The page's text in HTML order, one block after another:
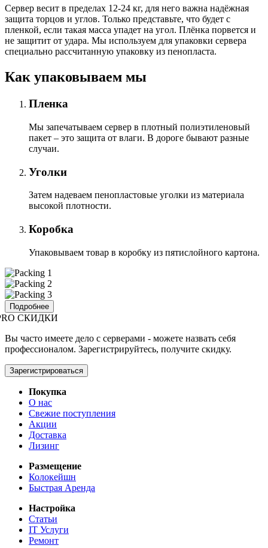
Сервер весит в пределах 12-24 кг, для него важна надёжная
защита торцов и углов. Только представьте, что будет с
пленкой, если такая масса упадет на угол. Плёнка порвется и
не защитит от удара. Мы используем для упаковки сервера
специально расcчитанную упаковку из пенопласта.
Как упаковываем мы
Пленка
Мы запечатываем сервер в плотный полиэтиленовый
пакет – это защита от влаги. В дороге бывают разные
случаи.
Уголки
Затем надеваем пенопластовые уголки из материала
высокой плотности.
Коробка
Упаковываем товар в коробку из пятислойного картона.
Подробнее
СКИДКИ
Вы часто имеете дело с серверами - можете назвать себя
профессионалом. Зарегистрируйтесь, получите скидку.
Зарегистрироваться
Покупка
О нас
Свежие поступления
Акции
Доставка
Лизинг
Размещение
Колокейшн
Быстрая Аренда
Настройка
Статьи
IT Услуги
Ремонт